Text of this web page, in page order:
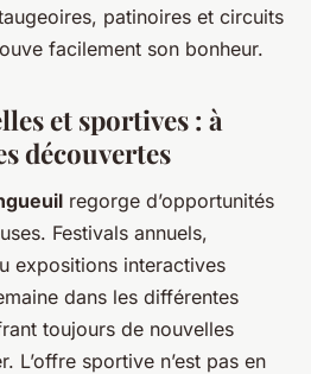
patinoires et circuits
facilement son bonheur.
et sportives : à
découvertes
regorge d’opportunités
Festivals annuels,
expositions interactives
dans les différentes
toujours de nouvelles
L’offre sportive n’est pas en